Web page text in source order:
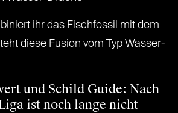
ihr das Fischfossil mit dem
diese Fusion vom Typ Wasser-
und Schild Guide: Nach
ist noch lange nicht